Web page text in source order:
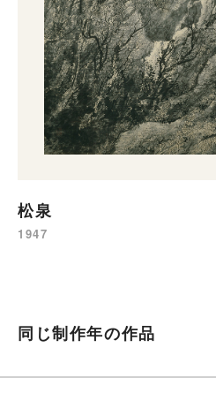
松泉
1947
同じ制作年の作品